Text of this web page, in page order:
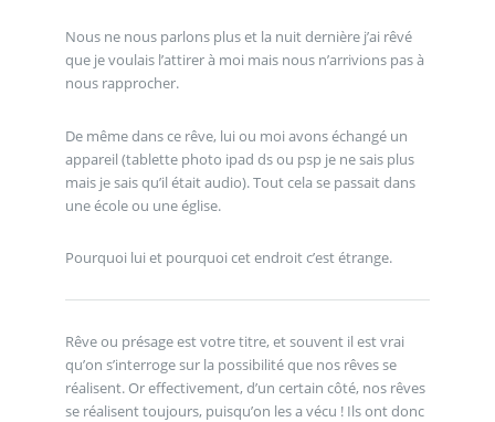
Nous ne nous parlons plus et la nuit dernière j’ai rêvé
que je voulais l’attirer à moi mais nous n’arrivions pas à
nous rapprocher.
De même dans ce rêve, lui ou moi avons échangé un
appareil (tablette photo ipad ds ou psp je ne sais plus
mais je sais qu’il était audio). Tout cela se passait dans
une école ou une église.
Pourquoi lui et pourquoi cet endroit c’est étrange.
Rêve ou présage est votre titre, et souvent il est vrai
qu’on s’interroge sur la possibilité que nos rêves se
réalisent. Or effectivement, d’un certain côté, nos rêves
se réalisent toujours, puisqu’on les a vécu ! Ils ont donc